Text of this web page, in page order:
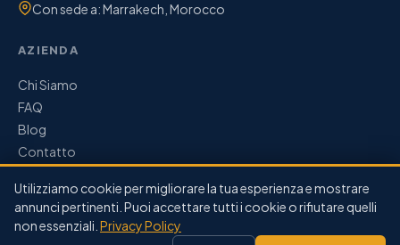
Con sede a: Marrakech, Morocco
AZIENDA
Chi Siamo
FAQ
Blog
Contatto
© 2026 CAB Morocco. Tutti i diritti riservati.
Utilizziamo cookie per migliorare la tua esperienza e mostrare
annunci pertinenti. Puoi accettare tutti i cookie o rifiutare quelli
non essenziali. Privacy Policy